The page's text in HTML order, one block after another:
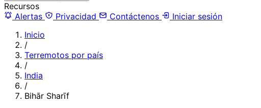
Recursos
Alertas
Privacidad Contáctenos
Iniciar sesión
Inicio
/
Terremotos por país
/
India
/
Bihār Sharīf